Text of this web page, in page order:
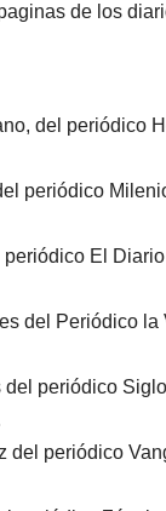
de los
del periódico
periódico
El
del Periódico
periódico
periódico